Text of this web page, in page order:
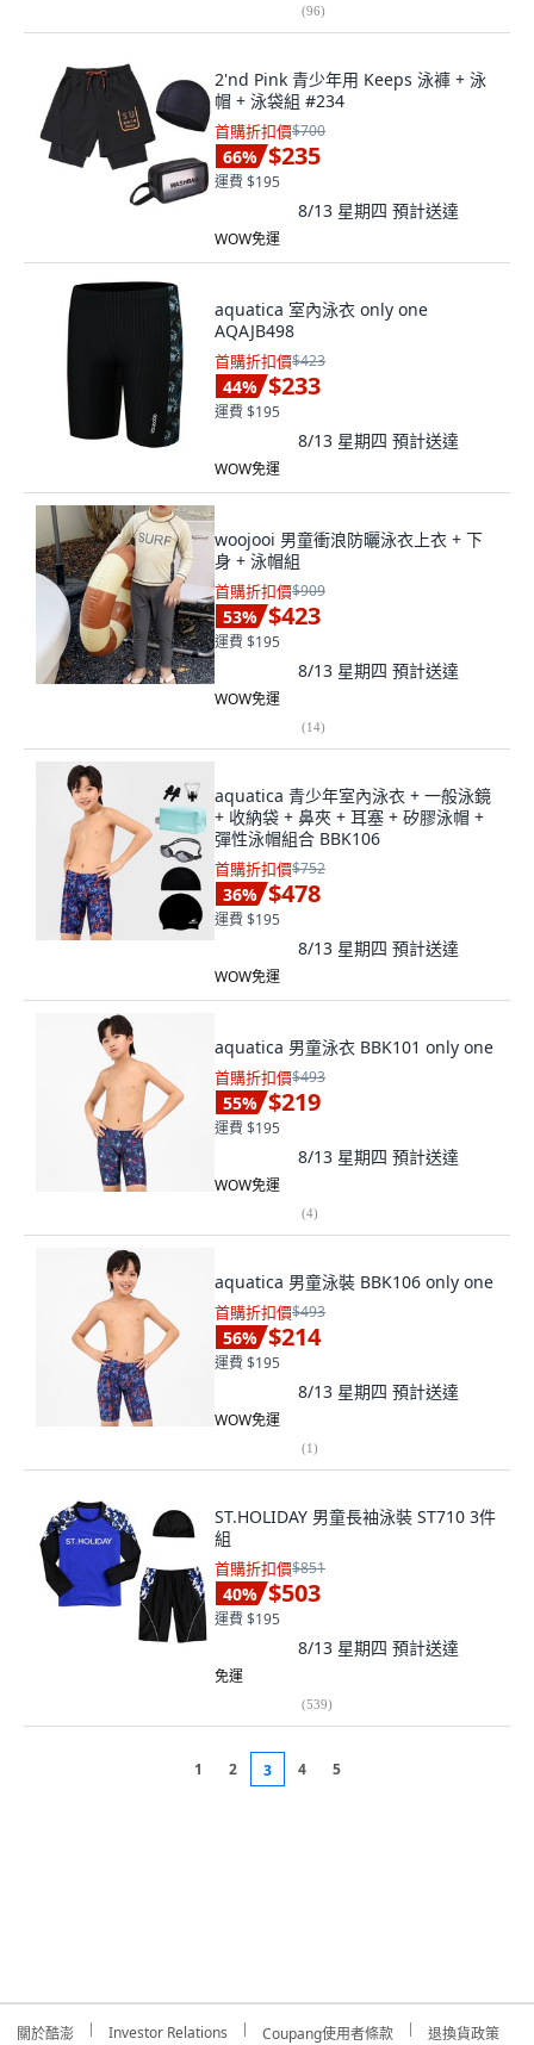
(96)
2'nd Pink 青少年用 Keeps 泳褲 + 泳
帽 + 泳袋組 #234
首購折扣價$700
66% $235
運費 $195
8/13 星期四 預計送達
WOW免運
aquatica 室內泳衣 only one
AQAJB498
首購折扣價$423
44% $233
運費 $195
8/13 星期四 預計送達
WOW免運
woojooi 男童衝浪防曬泳衣上衣 + 下
身 + 泳帽組
首購折扣價$909
53% $423
運費 $195
8/13 星期四 預計送達
WOW免運
(14)
aquatica 青少年室內泳衣 + 一般泳鏡
+ 收納袋 + 鼻夾 + 耳塞 + 矽膠泳帽 +
彈性泳帽組合 BBK106
首購折扣價$752
36% $478
運費 $195
8/13 星期四 預計送達
WOW免運
aquatica 男童泳衣 BBK101 only one
首購折扣價$493
55% $219
運費 $195
8/13 星期四 預計送達
WOW免運
(4)
aquatica 男童泳裝 BBK106 only one
首購折扣價$493
56% $214
運費 $195
8/13 星期四 預計送達
WOW免運
(1)
ST.HOLIDAY 男童長袖泳裝 ST710 3件
組
首購折扣價$851
40% $503
運費 $195
8/13 星期四 預計送達
免運
(539)
1 2 3 4 5
關於酷澎 Investor Relations Coupang使用者條款 退換貨政策